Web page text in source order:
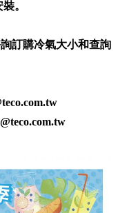
。
訂購冷氣大小和查詢